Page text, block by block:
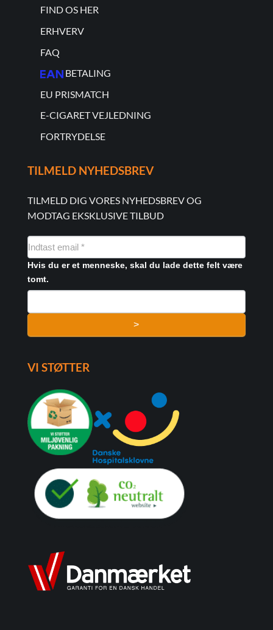
FIND OS HER
ERHVERV
FAQ
BETALING
EU PRISMATCH
E-CIGARET VEJLEDNING
FORTRYDELSE
TILMELD NYHEDSBREV
TILMELD DIG VORES NYHEDSBREV OG
MODTAG EKSKLUSIVE TILBUD
NYHEDSMAIL
FORMULAR
Hvis du er et menneske, skal du lade dette felt være
tomt.
>
VI STØTTER